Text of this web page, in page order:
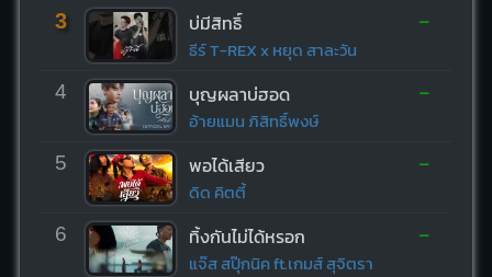
3 บ่มีสิทธิ์
ธีร์ T-REX x หยุด สาละวัน
-
4 บุญผลาบ่ฮอด
อ้ายแมน ภิสิทธิ์พงษ์
-
5 พอได้เสียว
ดิด คิตตี้
-
6 ทิ้งกันไม่ได้หรอก
แจ๊ส สปุ๊กนิค ft.เกมส์ สุจิตรา
-